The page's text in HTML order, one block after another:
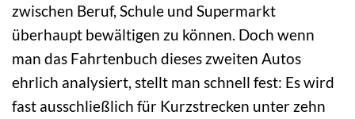
zwischen Beruf, Schule und Supermarkt
überhaupt bewältigen zu können. Doch wenn
man das Fahrtenbuch dieses zweiten Autos
ehrlich analysiert, stellt man schnell fest: Es wird
fast ausschließlich für Kurzstrecken unter zehn